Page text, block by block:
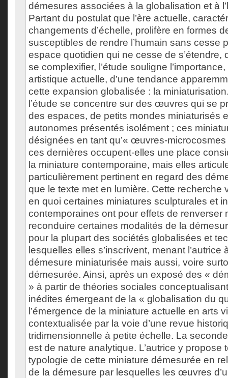
démesures associées à la globalisation et à
Partant du postulat que l’ère actuelle,
changements d’échelle, prolifère en formes
susceptibles de rendre l’humain sans cesse
espace quotidien qui ne cesse de s’étendre,
se complexifier, l’étude souligne
artistique actuelle, d’une tendance
cette expansion globalisée : la
l’étude se concentre sur des œuvres qui se
des espaces, de petits mondes miniaturisés
autonomes présentés isolément ; ces
désignées en tant qu’« œuvres-
ces dernières occupent-elles une place
la miniature contemporaine, mais elles
particulièrement pertinent en regard des
que le texte met en lumière. Cette recherche
en quoi certaines miniatures sculpturales et
contemporaines ont pour effets de renverser
reconduire certaines modalités de la
pour la plupart des sociétés globalisées et
lesquelles elles s’inscrivent, menant l’autrice
démesure miniaturisée mais aussi, voire
démesurée. Ainsi, après un exposé des «
» à partir de théories sociales
inédites émergeant de la « globalisation du
l’émergence de la miniature actuelle en arts
contextualisée par la voie d’une revue
tridimensionnelle à petite échelle. La
est de nature analytique. L’autrice y propose
typologie de cette miniature démesurée en
de la démesure par lesquelles les œuvres